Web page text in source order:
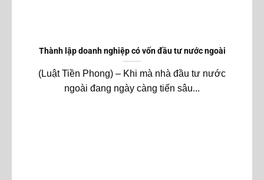
Thành lập doanh nghiệp có vốn đầu tư nước ngoài
(Luật Tiền Phong) – Khi mà nhà đầu tư nước
ngoài đang ngày càng tiến sâu...